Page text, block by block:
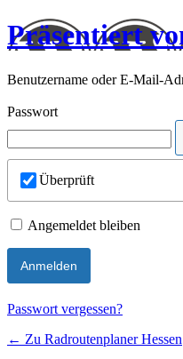
Präsentiert
Benutzername oder E-Mail-
Passwort
Überprüft
Angemeldet bleiben
Passwort vergessen?
← Zu Radroutenplaner Hessen